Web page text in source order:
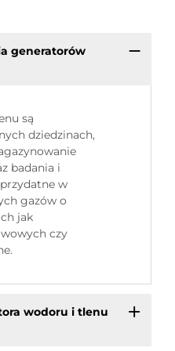
generatorów
są
dziedzinach,
badania i
w
gazów o
jak
czy
wodoru i tlenu